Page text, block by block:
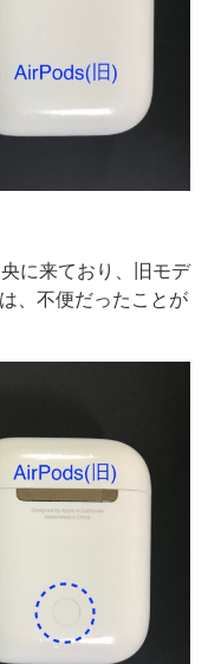
に来ており、旧モデ
、不便だったことが